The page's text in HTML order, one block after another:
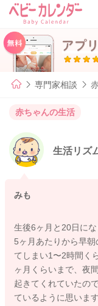
専門家相談
赤ちゃんの生活
生活リズ
みも
生後6ヶ月と20日にな
5ヶ月あたりから早
てしまい1〜2時間く
ヶ月くらいまで、夜
起きてくれていたの
ているように思いま